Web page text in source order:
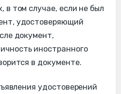
в том случае, если не был
удостоверяющий
документ,
иностранного
в документе.
удостоверений